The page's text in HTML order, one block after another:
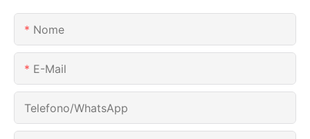
Nome
E-Mail
Telefono/WhatsApp